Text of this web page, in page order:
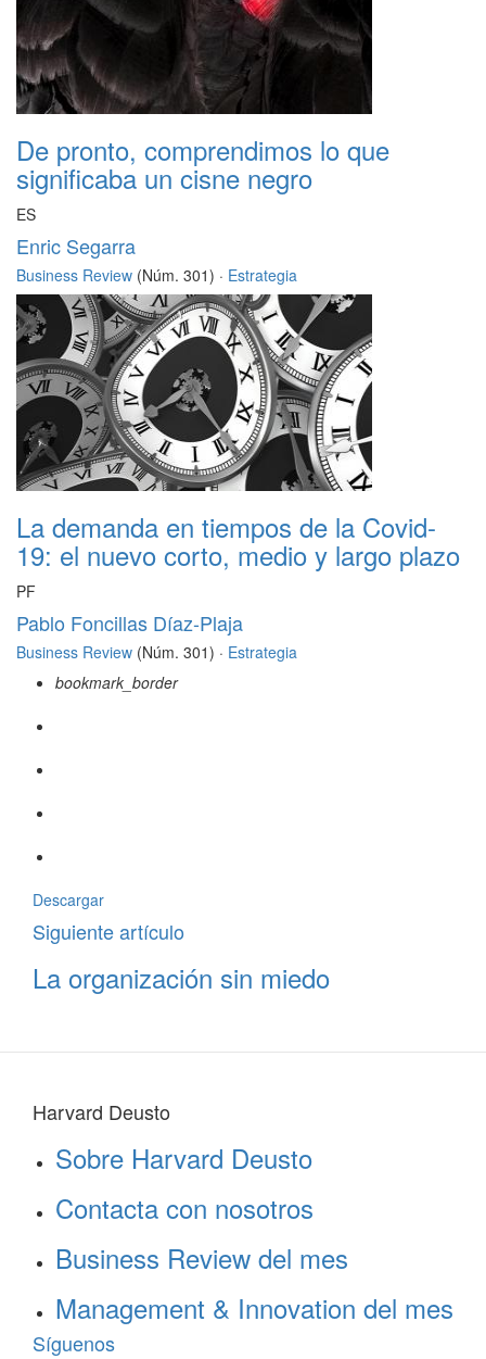
De pronto, comprendimos lo que
significaba un cisne negro
ES
Enric Segarra
Business Review (Núm. 301) · Estrategia
La demanda en tiempos de la Covid-
19: el nuevo corto, medio y largo plazo
PF
Pablo Foncillas Díaz-Plaja
Business Review (Núm. 301) · Estrategia
bookmark_border
Descargar
Siguiente artículo
La organización sin miedo
Harvard Deusto
Sobre Harvard Deusto
Contacta con nosotros
Business Review del mes
Management & Innovation del mes
Síguenos